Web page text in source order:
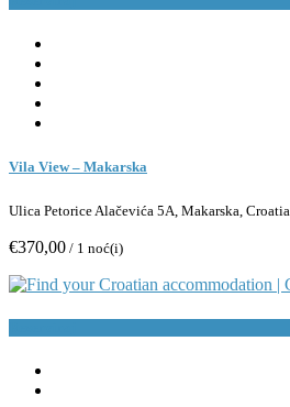
Vila View – Makarska
Ulica Petorice Alačevića 5A, Makarska, Croatia
€370,00 / 1 noć(i)